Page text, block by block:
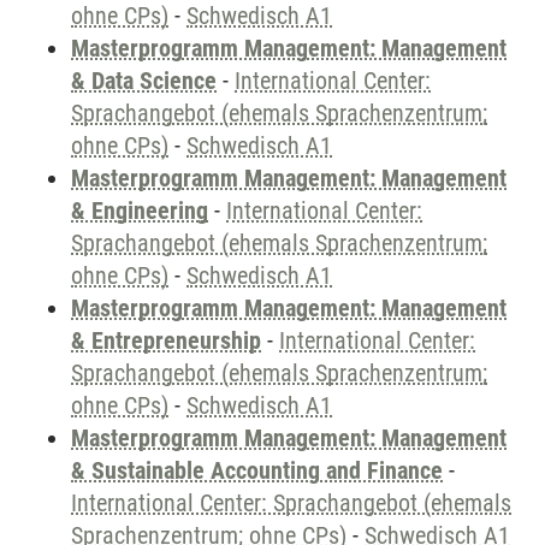
ohne CPs) - Schwedisch A1
Masterprogramm Management: Management
& Data Science - International Center:
Sprachangebot (ehemals Sprachenzentrum;
ohne CPs) - Schwedisch A1
Masterprogramm Management: Management
& Engineering - International Center:
Sprachangebot (ehemals Sprachenzentrum;
ohne CPs) - Schwedisch A1
Masterprogramm Management: Management
& Entrepreneurship - International Center:
Sprachangebot (ehemals Sprachenzentrum;
ohne CPs) - Schwedisch A1
Masterprogramm Management: Management
& Sustainable Accounting and Finance -
International Center: Sprachangebot (ehemals
Sprachenzentrum; ohne CPs) - Schwedisch A1